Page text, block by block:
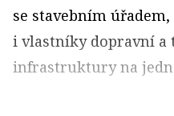
se stavebním
i vlastníky dopravní a
infrastruktury na